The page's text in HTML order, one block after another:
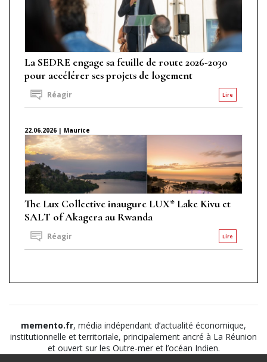
La SEDRE engage sa feuille de route 2026-2030
pour accélérer ses projets de logement
Lire
Réagir
22.06.2026 | Maurice
The Lux Collective inaugure LUX* Lake Kivu et
SALT of Akagera au Rwanda
Lire
Réagir
memento.fr, média indépendant d’actualité économique,
institutionnelle et territoriale, principalement ancré à La Réunion
et ouvert sur les Outre-mer et l’océan Indien.